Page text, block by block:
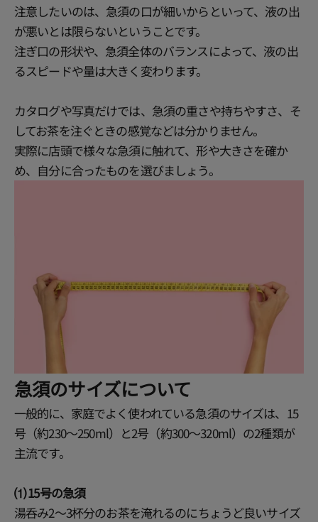
注意したいのは、急須の口が細いからといって、液の出
が悪いとは限らないということです。
注ぎ口の形状や、急須全体のバランスによって、液の出
るスピードや量は大きく変わります。
カタログや写真だけでは、急須の重さや持ちやすさ、そ
してお茶を注ぐときの感覚などは分かりません。
実際に店頭で様々な急須に触れて、形や大きさを確か
め、自分に合ったものを選びましょう。
急須のサイズについて
一般的に、家庭でよく使われている急須のサイズは、15
号（約230～250ml）と2号（約300～320ml）の2種類が
主流です。
⑴ 15号の急須
湯呑み2～3杯分のお茶を淹れるのにちょうど良いサイズ